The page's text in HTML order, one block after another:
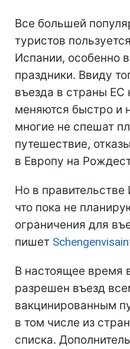
Все большей
туристов
Испании, особенно
праздники. Ввиду
въезда в страны ЕС
меняются быстро и
многие не спешат
путешествие,
в Европу на
Но в правительстве
что пока не
ограничения для
пишет
В настоящее время
разрешен въезд
вакцинированным
в том числе из
списка.